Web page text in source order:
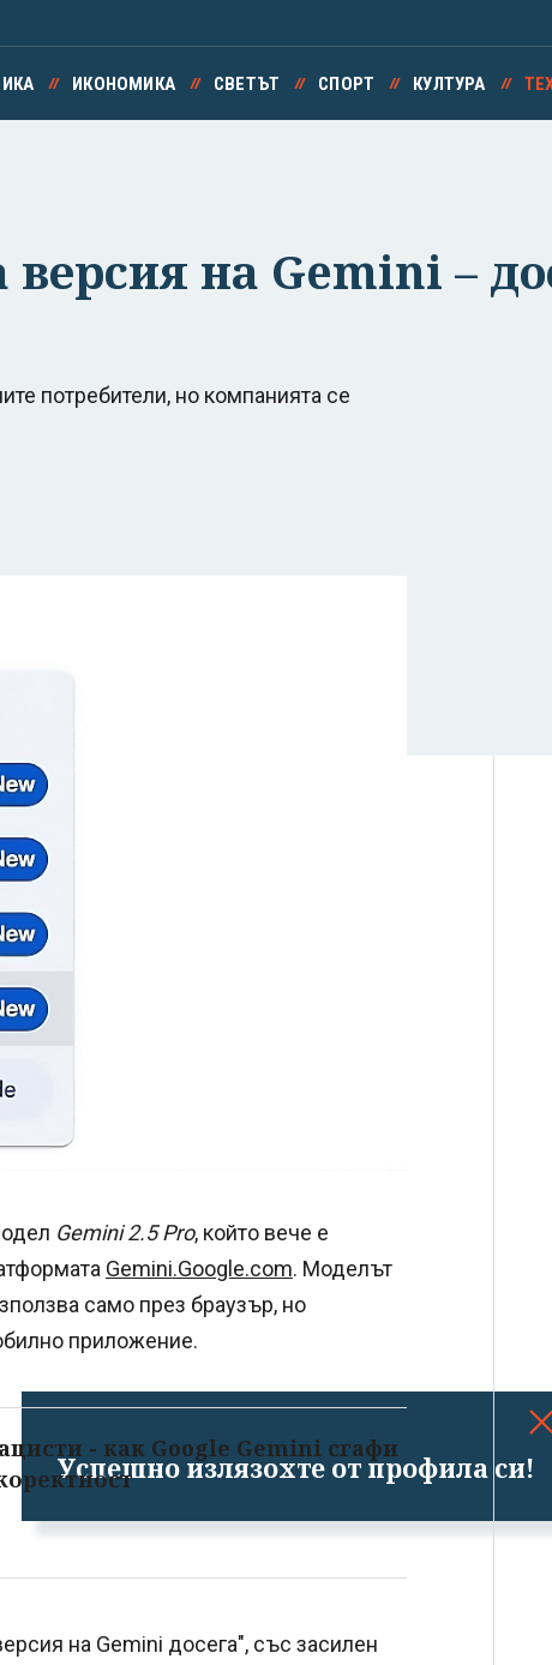
Успешно излязохте от профила си!
ИКОНОМИКА СВЕТЪТ СПОРТ КУЛТУРА
на Gemini –
потребители, но компанията се
Gemini 2.5 Pro, който вече е
Gemini.Google.com. Моделът
само през браузър, но
приложение.
- как Google Gemini сгафи
на Gemini досега", със засилен